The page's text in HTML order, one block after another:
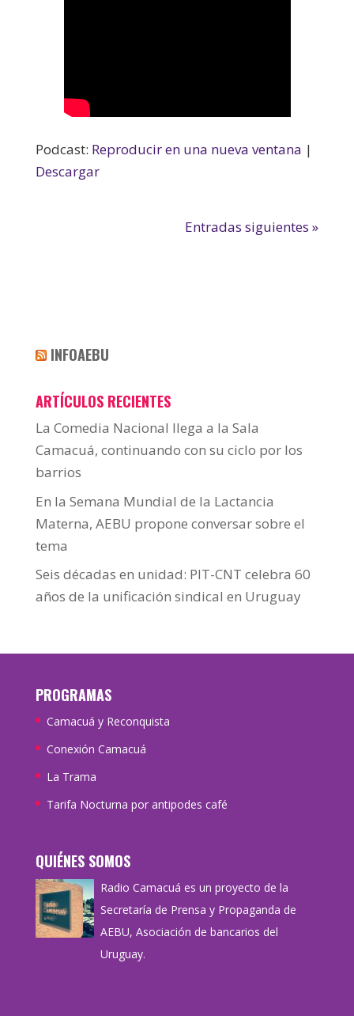
Podcast: Reproducir en una nueva ventana |
Descargar
Entradas siguientes »
INFOAEBU
ARTÍCULOS RECIENTES
La Comedia Nacional llega a la Sala
Camacuá, continuando con su ciclo por los
barrios
En la Semana Mundial de la Lactancia
Materna, AEBU propone conversar sobre el
tema
Seis décadas en unidad: PIT-CNT celebra 60
años de la unificación sindical en Uruguay
PROGRAMAS
Camacuá y Reconquista
Conexión Camacuá
La Trama
Tarifa Nocturna por antipodes café
QUIÉNES SOMOS
Radio Camacuá es un proyecto de la
Secretaría de Prensa y Propaganda de
AEBU, Asociación de bancarios del
Uruguay.